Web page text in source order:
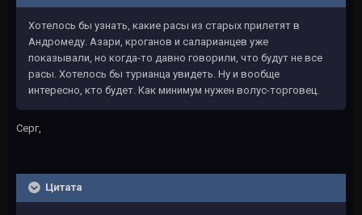
Хотелось бы узнать, какие расы из старых прилетят в
Андромеду. Азари, кроганов и саларианцев уже
показывали, но когда-то давно говорили, что будут не все
расы. Хотелось бы турианца увидеть. Ну и вообще
интересно, кто будет. Как минимум нужен волус-торговец.
Серг,
Цитата